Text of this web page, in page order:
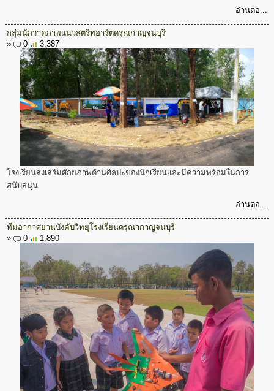
อ่านต่อ...
กลุ่มนักวาดภาพแนวสตรีทอาร์ตดรุณกาญจนบุรี
»
0 3,387
โรงเรียนส่งเสริมศักยภาพด้านศิลปะของนักเรียนและมีความพร้อมในการ
สนับสนุน
อ่านต่อ...
ทีมอากาศยานบังคับวิทยุโรงเรียนดรุณากาญจนบุรี
»
0 1,890